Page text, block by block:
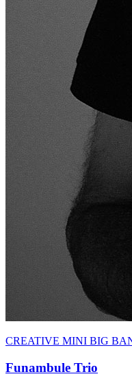
CREATIVE MINI BIG
Funambule Trio